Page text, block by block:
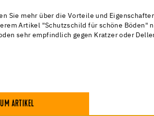
Sie mehr über die Vorteile und
Artikel "Schutzschild für schöne Böden"
sehr empfindlich gegen Kratzer oder
ARTIKEL